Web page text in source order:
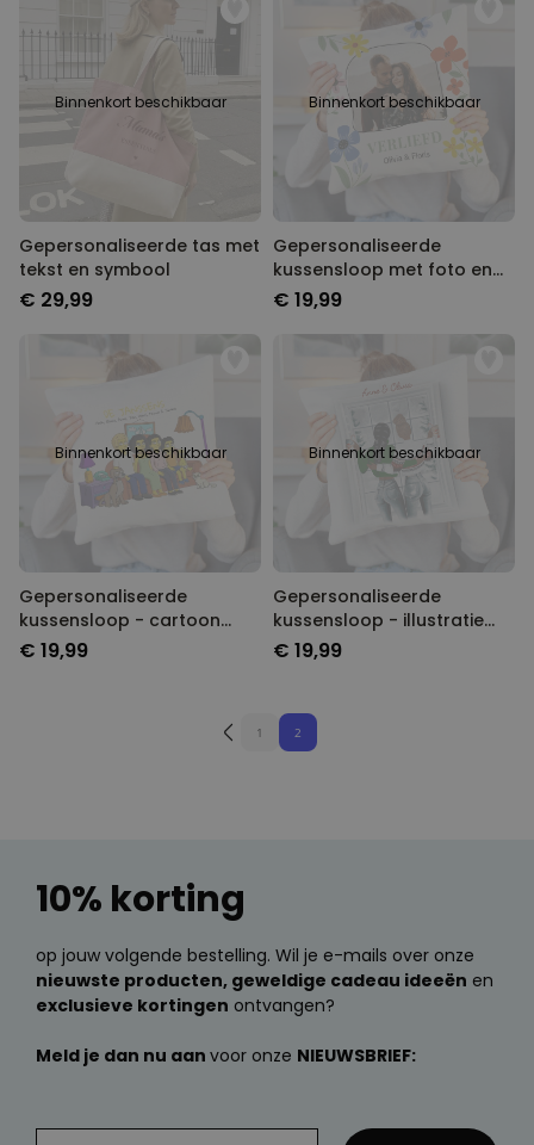
Binnenkort beschikbaar
Gepersonaliseerde tas met
tekst en symbool
€ 29,99
Binnenkort beschikbaar
Gepersonaliseerde
kussensloop met foto en
tekst
€ 19,99
Binnenkort beschikbaar
Gepersonaliseerde
kussensloop - cartoon
familie illustratie
€ 19,99
Binnenkort beschikbaar
Gepersonaliseerde
kussensloop - illustratie
winter vriendinnen
€ 19,99
1 2
10% korting
op jouw volgende bestelling. Wil je e-mails over onze
nieuwste producten, geweldige cadeau ideeën en
exclusieve kortingen ontvangen?
Meld je dan nu aan voor onze NIEUWSBRIEF: